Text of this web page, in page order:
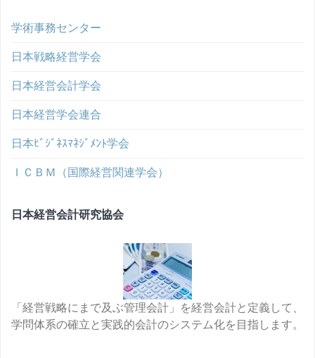
学術事務センター
日本戦略経営学会
日本経営会計学会
日本経営学会連合
日本ﾋﾞｼﾞﾈｽﾏﾈｼﾞﾒﾝﾄ学会
ＩＣＢＭ（国際経営関連学会）
日本経営会計研究協会
「経営戦略にまで及ぶ管理会計」を経営会計と定義して、
学問体系の確立と実践的会計のシステム化を目指します。